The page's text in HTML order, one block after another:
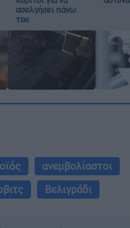
ασελγήσει πάνω
του
ανεμβολίαστοι
Βελιγράδι